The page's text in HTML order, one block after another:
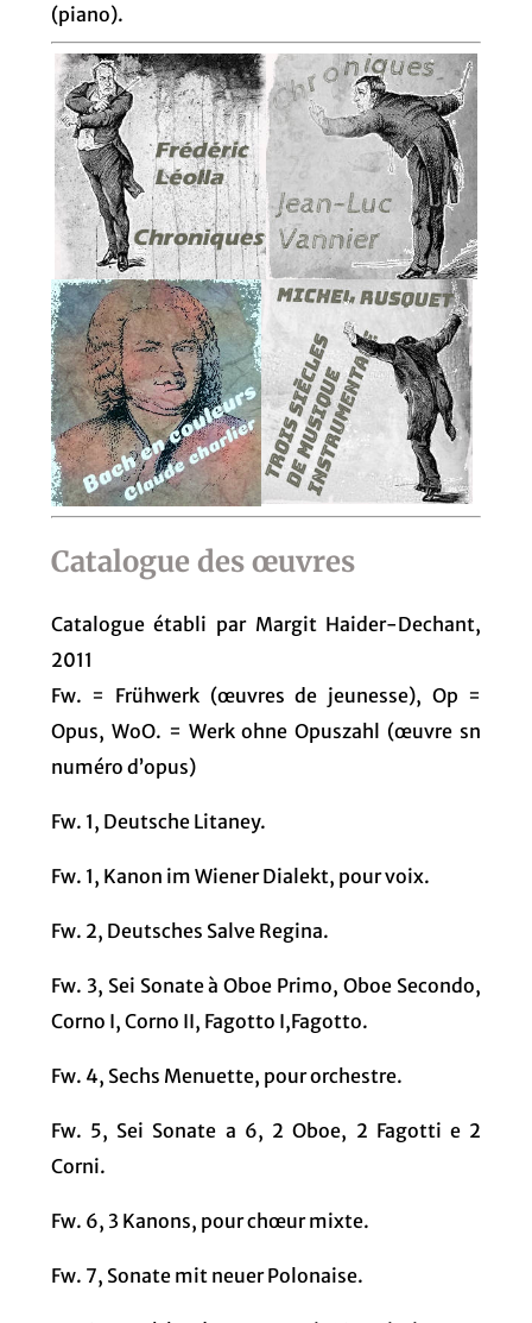
(piano).
Catalogue des œuvres
Catalogue établi par Margit Haider-Dechant,
2011
Fw. = Frühwerk (œuvres de jeunesse), Op =
Opus, WoO. = Werk ohne Opuszahl (œuvre sn
numéro d’opus)
Fw. 1, Deutsche Litaney.
Fw. 1, Kanon im Wiener Dialekt, pour voix.
Fw. 2, Deutsches Salve Regina.
Fw. 3, Sei Sonate à Oboe Primo, Oboe Secondo,
Corno I, Corno II, Fagotto I,Fagotto.
Fw. 4, Sechs Menuette, pour orchestre.
Fw. 5, Sei Sonate a 6, 2 Oboe, 2 Fagotti e 2
Corni.
Fw. 6, 3 Kanons, pour chœur mixte.
Fw. 7, Sonate mit neuer Polonaise.